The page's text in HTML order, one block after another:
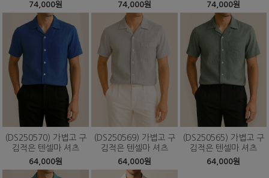
74,000원 74,000원 74,000원
(DS250570) 가볍고 구
김적은 텐셀마 셔츠
64,000원
(DS250569) 가볍고 구
김적은 텐셀마 셔츠
64,000원
(DS250565) 가볍고 구
김적은 텐셀마 셔츠
64,000원